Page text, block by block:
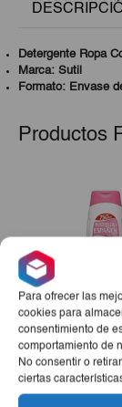
Para ofrecer las
cookies para
consentimiento de
comportamiento de
No consentir o
ciertas
Detergente Ropa
Marca: Sutil
Formato: Envase
Productos
Gel De
Mosqueta